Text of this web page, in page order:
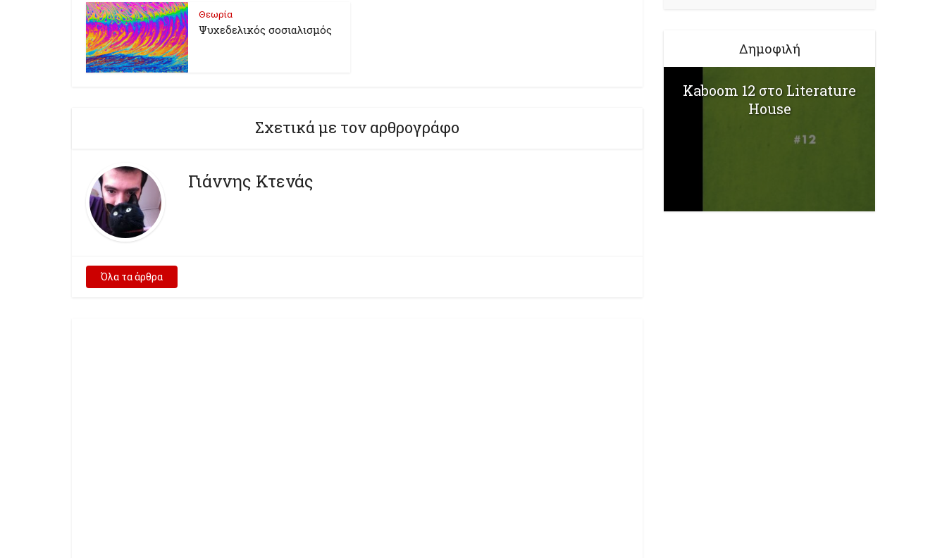
Θεωρία
Ψυχεδελικός σοσιαλισμός
Σχετικά με τον αρθρογράφο
Γιάννης Κτενάς
Όλα τα άρθρα
Δημοφιλή
Kaboom 12 στο Literature
House